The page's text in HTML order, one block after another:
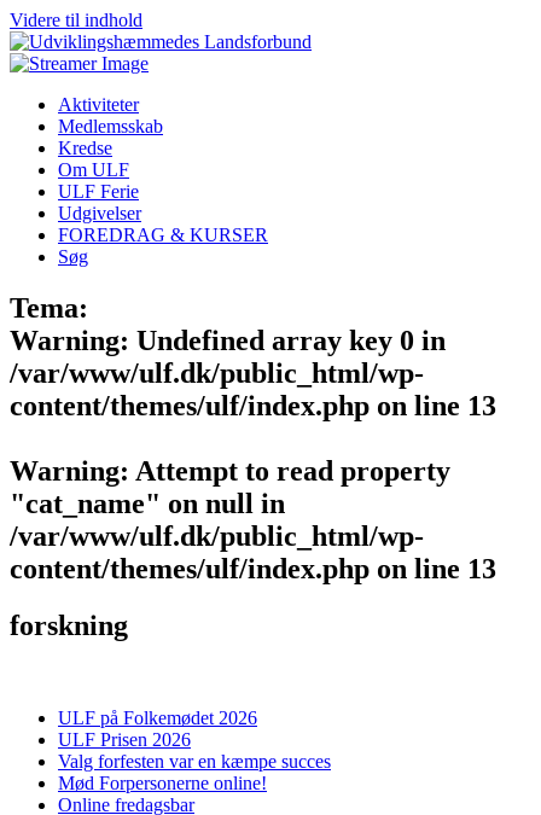
Videre til indhold
Aktiviteter
Medlemsskab
Kredse
Om ULF
ULF Ferie
Udgivelser
FOREDRAG & KURSER
Søg
Tema:
Warning: Undefined array key 0 in
/var/www/ulf.dk/public_html/wp-
content/themes/ulf/index.php on line 13
Warning: Attempt to read property
"cat_name" on null in
/var/www/ulf.dk/public_html/wp-
content/themes/ulf/index.php on line 13
forskning
ULF på Folkemødet 2026
ULF Prisen 2026
Valg forfesten var en kæmpe succes
Mød Forpersonerne online!
Online fredagsbar